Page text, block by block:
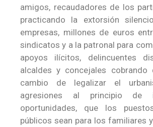
amigos, recaudadores de los
practicando la extorsión
empresas, millones de euros
sindicatos y a la patronal para
apoyos ilícitos, delincuentes
alcaldes y concejales cobrando
cambio de legalizar el
agresiones al principio de
oportunidades, que los
públicos sean para los familiares